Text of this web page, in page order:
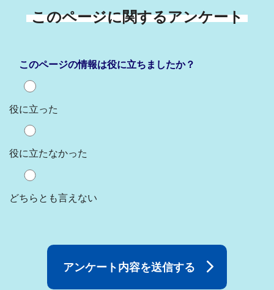
このページに関するアンケート
このページの情報は役に立ちましたか？
役に立った
役に立たなかった
どちらとも言えない